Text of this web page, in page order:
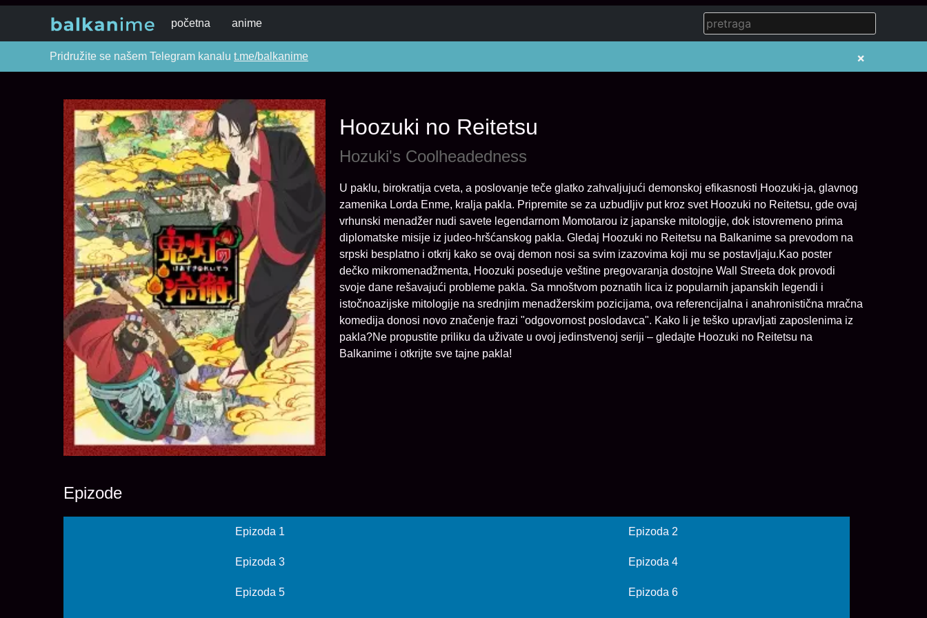
početna anime
Pridružite se našem Telegram kanalu t.me/balkanime ×
Hoozuki no Reitetsu
Hozuki's Coolheadedness
U paklu, birokratija cveta, a poslovanje teče glatko zahvaljujući demonskoj efikasnosti Hoozuki-ja, glavnog
zamenika Lorda Enme, kralja pakla. Pripremite se za uzbudljiv put kroz svet Hoozuki no Reitetsu, gde ovaj
vrhunski menadžer nudi savete legendarnom Momotarou iz japanske mitologije, dok istovremeno prima
diplomatske misije iz judeo-hršćanskog pakla. Gledaj Hoozuki no Reitetsu na Balkanime sa prevodom na
srpski besplatno i otkrij kako se ovaj demon nosi sa svim izazovima koji mu se postavljaju.Kao poster
dečko mikromenadžmenta, Hoozuki poseduje veštine pregovaranja dostojne Wall Streeta dok provodi
svoje dane rešavajući probleme pakla. Sa mnoštvom poznatih lica iz popularnih japanskih legendi i
istočnoazijske mitologije na srednjim menadžerskim pozicijama, ova referencijalna i anahronistična mračna
komedija donosi novo značenje frazi "odgovornost poslodavca". Kako li je teško upravljati zaposlenima iz
pakla?Ne propustite priliku da uživate u ovoj jedinstvenoj seriji – gledajte Hoozuki no Reitetsu na
Balkanime i otkrijte sve tajne pakla!
Epizode
Epizoda 1 Epizoda 2
Epizoda 3 Epizoda 4
Epizoda 5 Epizoda 6